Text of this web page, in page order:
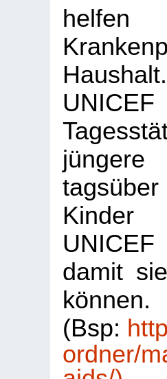
Kinder
UNICEF
damit
können.
(Bsp:
ordner/